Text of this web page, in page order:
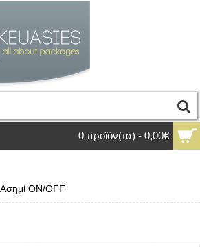
0 προϊόν(τα) - 0,00€
ON/OFF